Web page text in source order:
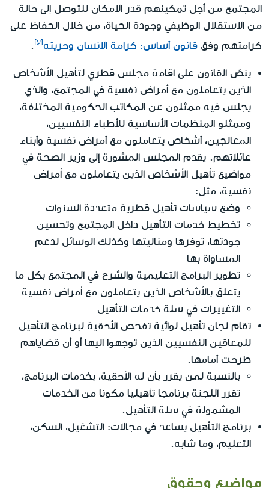
المجتمع من أجل تمكينهم قدر الامكان للتوصل إلى حالة
من الاستقلال الوظيفي وجودة الحياة، من خلال الحفاظ على
كرامتهم وفق قانون أساس: كرامة الانسان وحريته .
ينصّ القانون على اقامة مجلس قطري لتأهيل الأشخاص
الذين يتعاملون مع أمراض نفسية في المجتمع، والذي
يجلس فيه ممثلون عن المكاتب الحكومية المختلفة،
وممثلو المنظمات الأساسية للأطباء النفسيين،
المعالجين، أشخاص يتعاملون مع أمراض نفسية وأبناء
عائلاتهم. يقدم المجلس المشورة إلى وزير الصحة في
مواضيع تأهيل الأشخاص الذين يتعاملون مع أمراض
نفسية، مثل:
وضع سياسات تأهيل قطرية متعددة السنوات
تخطيط خدمات التأهيل داخل المجتمع وتحسين
جودتها، توفرها ومناليتها وكذلك الوسائل لدعم
المساواة بها
تطوير البرامج التعليمية والشرح في المجتمع بكل ما
يتعلق بالأشخاص الذين يتعاملون مع أمراض نفسية
التغييرات في سلة خدمات التأهيل
تقام لجان تأهيل لوائية تفحص الأحقية لبرنامج التأهيل
للمعاقين النفسيين الذين توجهوا اليها أو أن قضاياهم
طرحت أمامها.
بالنسبة لمن يقرر بأن له الأحقية، بخدمات البرنامج،
تقرر اللجنة برنامجا تأهيليا مكونا من الخدمات
المشمولة في سلة التأهيل.
برنامج التأهيل يساعد في مجالات: التشغيل، السكن،
التعليم، وما شابه.
مواضيع وحقوق